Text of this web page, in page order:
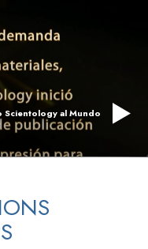
Scientology al Mundo